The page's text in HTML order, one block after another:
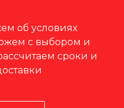
об условиях
с выбором и
сроки и